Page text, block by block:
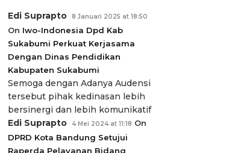
Edi Suprapto 8 Januari 2025 at 18:50
On Iwo-Indonesia Dpd Kab
Sukabumi Perkuat Kerjasama
Dengan Dinas Pendidikan
Kabupaten Sukabumi
Semoga dengan Adanya Audensi
tersebut pihak kedinasan lebih
bersinergi dan lebih komunikatif
Edi Suprapto
4 Mei 2024 at 11:18 On
DPRD Kota Bandung Setujui
Raperda Pelayanan Bidang